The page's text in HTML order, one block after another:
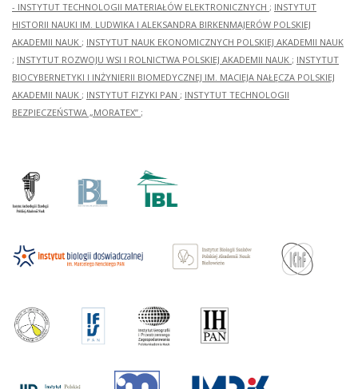
- INSTYTUT TECHNOLOGII MATERIAŁÓW ELEKTRONICZNYCH ; INSTYTUT
HISTORII NAUKI IM. LUDWIKA I ALEKSANDRA BIRKENMAJERÓW POLSKIEJ
AKADEMII NAUK ; INSTYTUT NAUK EKONOMICZNYCH POLSKIEJ AKADEMII NAUK
; INSTYTUT ROZWOJU WSI I ROLNICTWA POLSKIEJ AKADEMII NAUK ; INSTYTUT
BIOCYBERNETYKI I INŻYNIERII BIOMEDYCZNEJ IM. MACIEJA NAŁĘCZA POLSKIEJ
AKADEMII NAUK ; INSTYTUT FIZYKI PAN ; INSTYTUT TECHNOLOGII
BEZPIECZEŃSTWA „MORATEX” ;